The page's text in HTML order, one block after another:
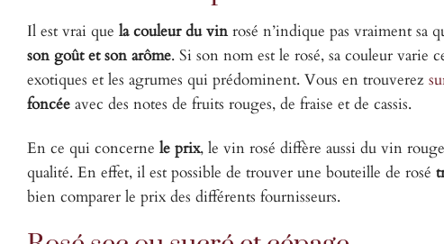
Il est vrai que la couleur du vin rosé n’indique pas vraiment sa
son goût et son arôme. Si son nom est le rosé, sa couleur varie
exotiques et les agrumes qui prédominent. Vous en trouverez
foncée avec des notes de fruits rouges, de fraise et de cassis.
En ce qui concerne le prix, le vin rosé diffère aussi du vin
qualité. En effet, il est possible de trouver une bouteille de rosé
bien comparer le prix des différents fournisseurs.